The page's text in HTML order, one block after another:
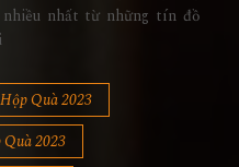
nhất từ những tín đồ
Quà 2023
2023